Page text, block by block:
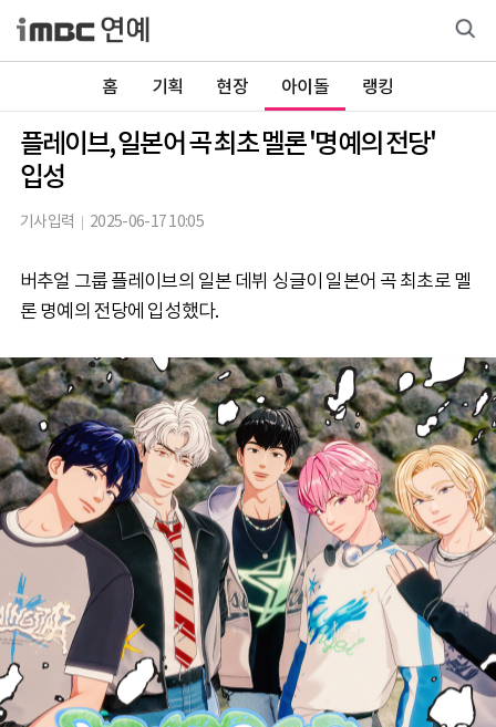
홈 기획 현장 아이돌 랭킹
플레이브, 일본어 곡 최초 멜론 '명예의 전당'
입성
기사입력 2025-06-17 10:05
버추얼 그룹 플레이브의 일본 데뷔 싱글이 일본어 곡 최초로 멜
론 명예의 전당에 입성했다.